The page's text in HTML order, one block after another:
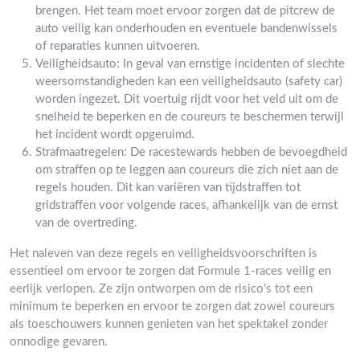
brengen. Het team moet ervoor zorgen dat de pitcrew de
auto veilig kan onderhouden en eventuele bandenwissels
of reparaties kunnen uitvoeren.
Veiligheidsauto: In geval van ernstige incidenten of slechte
weersomstandigheden kan een veiligheidsauto (safety car)
worden ingezet. Dit voertuig rijdt voor het veld uit om de
snelheid te beperken en de coureurs te beschermen terwijl
het incident wordt opgeruimd.
Strafmaatregelen: De racestewards hebben de bevoegdheid
om straffen op te leggen aan coureurs die zich niet aan de
regels houden. Dit kan variëren van tijdstraffen tot
gridstraffen voor volgende races, afhankelijk van de ernst
van de overtreding.
Het naleven van deze regels en veiligheidsvoorschriften is
essentieel om ervoor te zorgen dat Formule 1-races veilig en
eerlijk verlopen. Ze zijn ontworpen om de risico’s tot een
minimum te beperken en ervoor te zorgen dat zowel coureurs
als toeschouwers kunnen genieten van het spektakel zonder
onnodige gevaren.